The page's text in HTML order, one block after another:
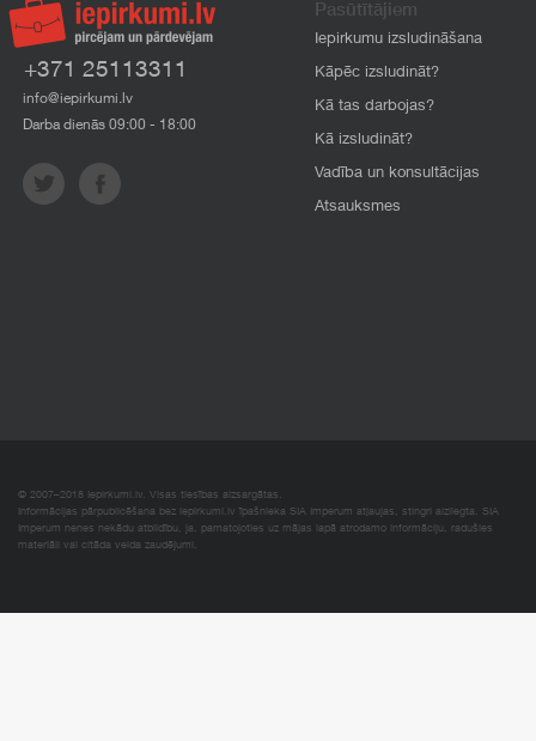
+371 25113311
info@iepirkumi.lv
Darba dienās 09:00 - 18:00
Pasūtītājiem
Iepirkumu izsludināšana
Kāpēc izsludināt?
Kā tas darbojas?
Kā izsludināt?
Vadība un konsultācijas
Atsauksmes
© 2007–2018 Iepirkumi.lv. Visas tiesības aizsargātas.
Informācijas pārpublicēšana bez iepirkumi.lv īpašnieka SIA Imperum atļaujas, stingri aizliegta. SIA
Imperum nenes nekādu atbildību, ja, pamatojoties uz mājas lapā atrodamo informāciju, radušies
materiāli vai citāda veida zaudējumi.